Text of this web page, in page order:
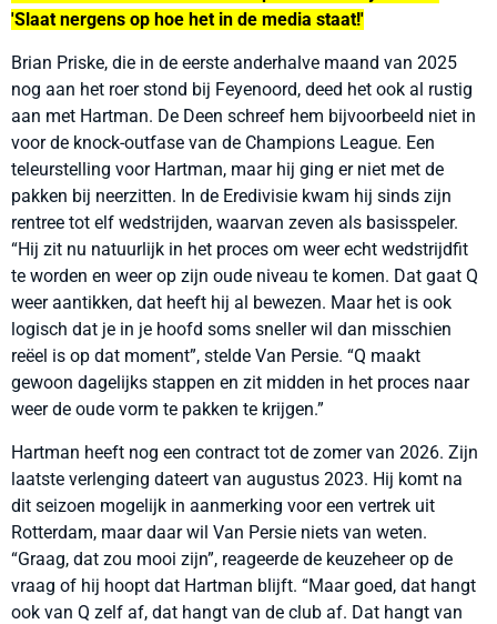
'Slaat nergens op hoe het in de media staat!'
Brian Priske, die in de eerste anderhalve maand van 2025
nog aan het roer stond bij Feyenoord, deed het ook al rustig
aan met Hartman. De Deen schreef hem bijvoorbeeld niet in
voor de knock-outfase van de Champions League. Een
teleurstelling voor Hartman, maar hij ging er niet met de
pakken bij neerzitten. In de Eredivisie kwam hij sinds zijn
rentree tot elf wedstrijden, waarvan zeven als basisspeler.
“Hij zit nu natuurlijk in het proces om weer echt wedstrijdfit
te worden en weer op zijn oude niveau te komen. Dat gaat Q
weer aantikken, dat heeft hij al bewezen. Maar het is ook
logisch dat je in je hoofd soms sneller wil dan misschien
reëel is op dat moment”, stelde Van Persie. “Q maakt
gewoon dagelijks stappen en zit midden in het proces naar
weer de oude vorm te pakken te krijgen.”
Hartman heeft nog een contract tot de zomer van 2026. Zijn
laatste verlenging dateert van augustus 2023. Hij komt na
dit seizoen mogelijk in aanmerking voor een vertrek uit
Rotterdam, maar daar wil Van Persie niets van weten.
“Graag, dat zou mooi zijn”, reageerde de keuzeheer op de
vraag of hij hoopt dat Hartman blijft. “Maar goed, dat hangt
ook van Q zelf af, dat hangt van de club af. Dat hangt van